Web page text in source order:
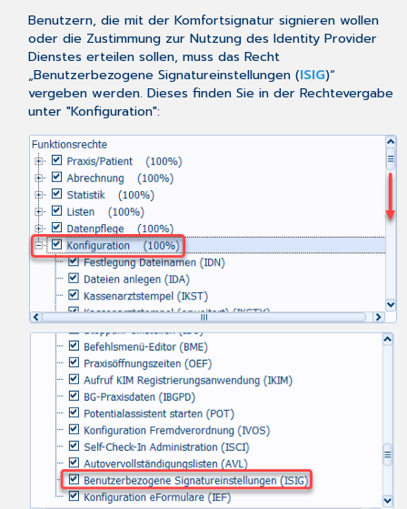
Benutzern, die mit der Komfortsignatur signieren wollen
oder die Zustimmung zur Nutzung des Identity Provider
Dienstes erteilen sollen, muss das Recht
„Benutzerbezogene Signatureinstellungen (ISIG)“
vergeben werden. Dieses finden Sie in der Rechtevergabe
unter "Konfiguration":